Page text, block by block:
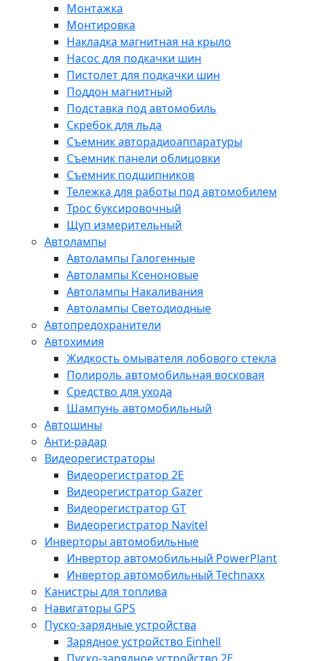
Монтажка
Монтировка
Накладка магнитная на крыло
Насос для подкачки шин
Пистолет для подкачки шин
Поддон магнитный
Подставка под автомобиль
Скребок для льда
Съемник авторадиоаппаратуры
Съемник панели облицовки
Съемник подшипников
Тележка для работы под автомобилем
Трос буксировочный
Щуп измерительный
Автолампы
Автолампы Галогенные
Автолампы Ксеноновые
Автолампы Накаливания
Автолампы Светодиодные
Автопредохранители
Автохимия
Жидкость омывателя лобового стекла
Полироль автомобильная восковая
Средство для ухода
Шампунь автомобильный
Автошины
Анти-радар
Видеорегистраторы
Видеорегистратор 2E
Видеорегистратор Gazer
Видеорегистратор GT
Видеорегистратор Navitel
Инверторы автомобильные
Инвертор автомобильный PowerPlant
Инвертор автомобильный Technaxx
Канистры для топлива
Навигаторы GPS
Пуско-зарядные устройства
Зарядное устройство Einhell